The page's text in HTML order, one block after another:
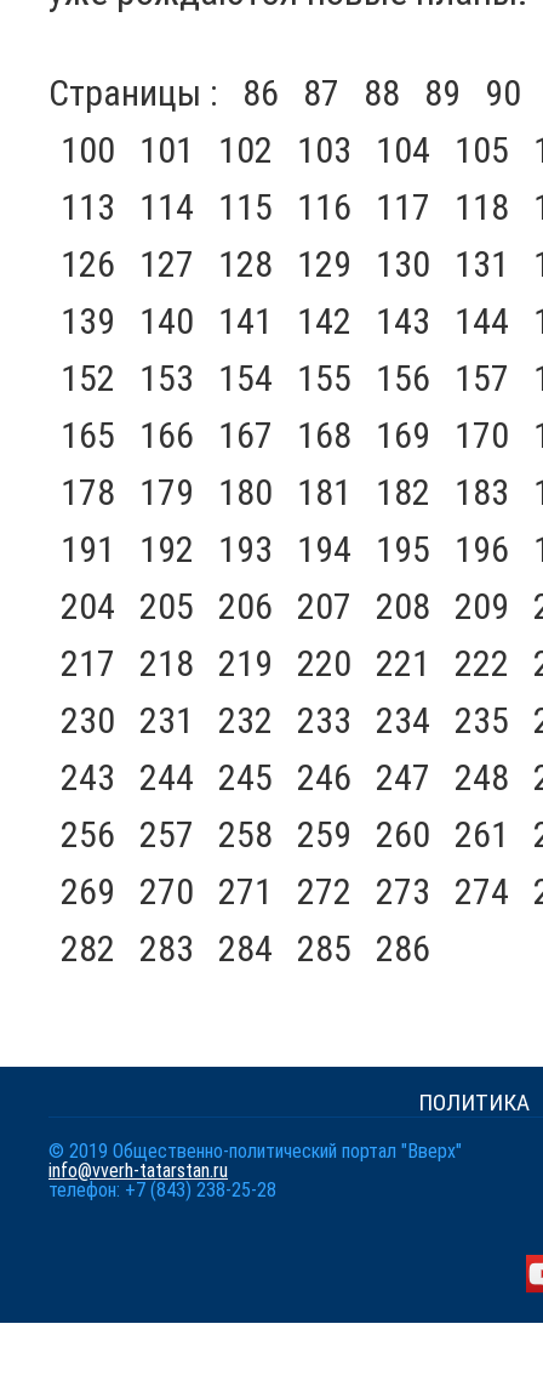
Страницы : 86 87 88 89
90
100
101 102 103 104 105
113
114 115 116 117 118
126
127 128 129 130 131
139
140 141 142 143 144
152
153 154 155 156 157
165
166 167 168 169 170
178
179 180 181 182 183
191
192 193 194 195 196
204
205 206 207 208 209
217
218 219 220 221 222
230
231 232 233 234 235
243
244 245 246 247 248
256
257 258 259 260 261
269
270 271 272 273 274
282
283 284 285 286
ПОЛИТИКА
© 2019 Общественно-политический портал "Вверх"
info@vverh-tatarstan.ru
телефон: +7 (843) 238-25-28